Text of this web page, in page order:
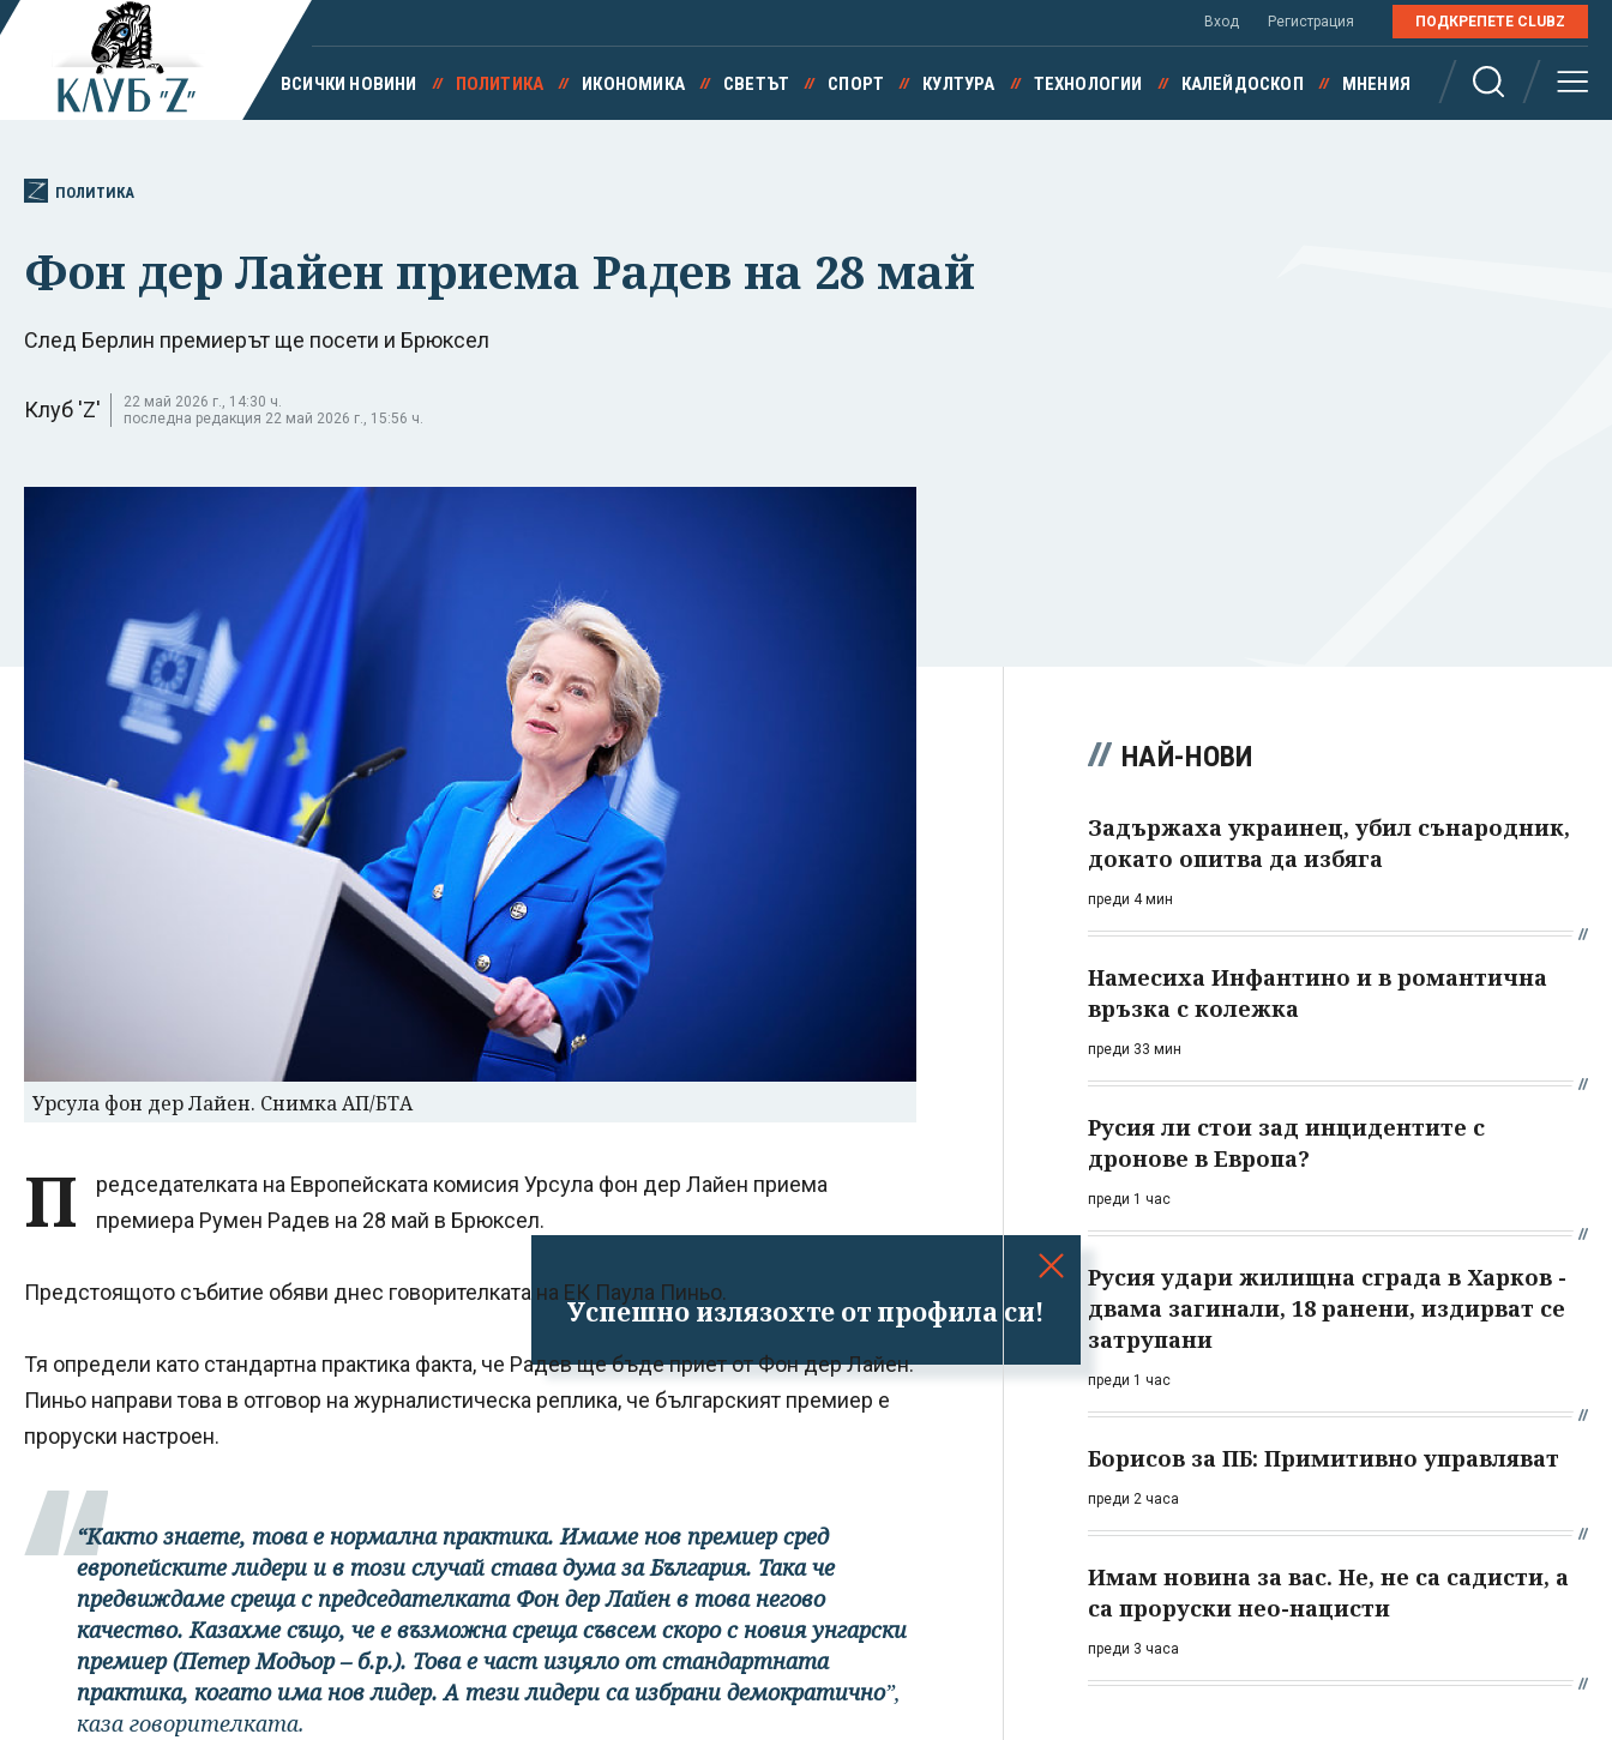
Успешно излязохте от профила си!
Вход Регистрация ПОДКРЕПЕТЕ CLUBZ
ВСИЧКИ НОВИНИ ПОЛИТИКА ИКОНОМИКА СВЕТЪТ СПОРТ КУЛТУРА ТЕХНОЛОГИИ КАЛЕЙДОСКОП МНЕНИЯ
ПОЛИТИКА
Фон дер Лайен приема Радев на 28 май
След Берлин премиерът ще посети и Брюксел
Клуб 'Z'
22 май 2026 г., 14:30 ч.
последна редакция 22 май 2026 г., 15:56 ч.
Урсула фон дер Лайен. Снимка АП/БТА
П
редседателката на Европейската комисия Урсула фон дер Лайен приема
премиера Румен Радев на 28 май в Брюксел.
Предстоящото събитие обяви днес говорителката на ЕК Паула Пиньо.
Тя определи като стандартна практика факта, че Радев ще бъде приет от Фон дер Лайен.
Пиньо направи това в отговор на журналистическа реплика, че българският премиер е
проруски настроен.
“Както знаете, това е нормална практика. Имаме нов премиер сред
европейските лидери и в този случай става дума за България. Така че
предвиждаме среща с председателката Фон дер Лайен в това негово
качество. Казахме също, че е възможна среща съвсем скоро с новия унгарски
премиер (Петер Модьор – б.р.). Това е част изцяло от стандартната
практика, когато има нов лидер. А тези лидери са избрани демократично”,
каза говорителката.
НАЙ-НОВИ
Задържаха украинец, убил сънародник,
докато опитва да избяга
преди 4 мин
Намесиха Инфантино и в романтична
връзка с колежка
преди 33 мин
Русия ли стои зад инцидентите с
дронове в Европа?
преди 1 час
Русия удари жилищна сграда в Харков -
двама загинали, 18 ранени, издирват се
затрупани
преди 1 час
Борисов за ПБ: Примитивно управляват
преди 2 часа
Имам новина за вас. Не, не са садисти, а
са проруски нео-нацисти
преди 3 часа